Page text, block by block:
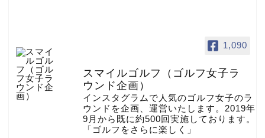
1,090
スマイルゴルフ（ゴルフ女子ラ
ウンド企画）
インスタグラムで人気のゴルフ女子のラ
ウンドを企画、運営いたします。2019年
9月から既に約500回実施しております。
「ゴルフをさらに楽しく」